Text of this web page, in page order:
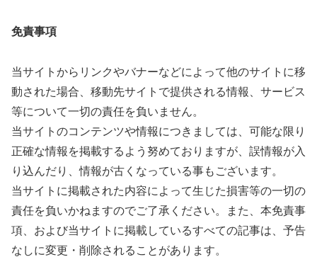
免責事項
当サイトからリンクやバナーなどによって他のサイトに移
動された場合、移動先サイトで提供される情報、サービス
等について一切の責任を負いません。
当サイトのコンテンツや情報につきましては、可能な限り
正確な情報を掲載するよう努めておりますが、誤情報が入
り込んだり、情報が古くなっている事もございます。
当サイトに掲載された内容によって生じた損害等の一切の
責任を負いかねますのでご了承ください。また、本免責事
項、および当サイトに掲載しているすべての記事は、予告
なしに変更・削除されることがあります。